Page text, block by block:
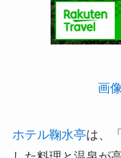
画
ホテル鞠水亭は、